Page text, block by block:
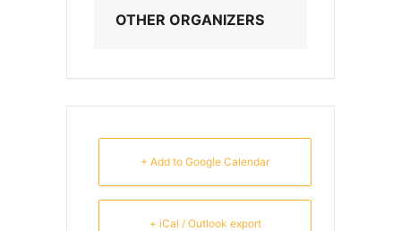
OTHER ORGANIZERS
+ Add to Google Calendar
+ iCal / Outlook export